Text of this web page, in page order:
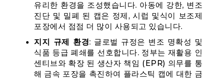
유리한 환경을 조성했습니다. 아동에 강한, 변조
진단 및 밀폐 된 캡은 정제, 시럽 및식이 보조제
포장에서 점점 더 많이 사용되고 있습니다.
지지 규제 환경: 글로벌 규정은 변조 명확성 및
식품 등급 폐쇄를 선호합니다. 정부는 재활용 인
센티브와 확장 된 생산자 책임 (EPR) 의무를 통
해 금속 포장을 촉진하여 플라스틱 캡에 대한 금